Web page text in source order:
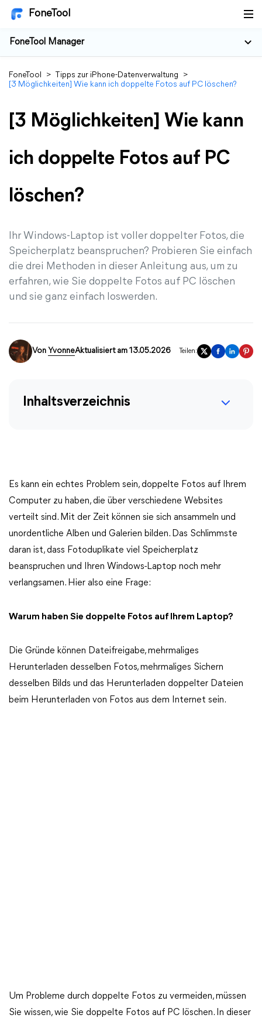
FoneTool
FoneTool Manager
FoneTool > Tipps zur iPhone-Datenverwaltung
>
[3 Möglichkeiten] Wie kann ich doppelte Fotos auf PC löschen?
[3 Möglichkeiten] Wie kann
ich doppelte Fotos auf PC
löschen?
Ihr Windows-Laptop ist voller doppelter Fotos, die
Speicherplatz beanspruchen? Probieren Sie einfach
die drei Methoden in dieser Anleitung aus, um zu
erfahren, wie Sie doppelte Fotos auf PC löschen
und sie ganz einfach loswerden.
Von YvonneAktualisiert am 13.05.2026 Teilen:
Inhaltsverzeichnis
Es kann ein echtes Problem sein, doppelte Fotos auf Ihrem
Computer zu haben, die über verschiedene Websites
verteilt sind. Mit der Zeit können sie sich ansammeln und
unordentliche Alben und Galerien bilden. Das Schlimmste
daran ist, dass Fotoduplikate viel Speicherplatz
beanspruchen und Ihren Windows-Laptop noch mehr
verlangsamen. Hier also eine Frage:
Warum haben Sie doppelte Fotos auf Ihrem Laptop?
Die Gründe können Dateifreigabe, mehrmaliges
Herunterladen desselben Fotos, mehrmaliges Sichern
desselben Bilds und das Herunterladen doppelter Dateien
beim Herunterladen von Fotos aus dem Internet sein.
Um Probleme durch doppelte Fotos zu vermeiden, müssen
Sie wissen, wie Sie doppelte Fotos auf PC löschen. In dieser